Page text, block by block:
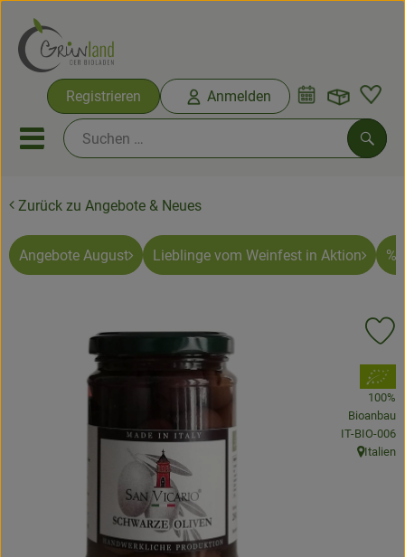
Registrieren Anmelden
Mobiles Menu öffnen oder
Ökokisten
Bio-Kochkisten
Ökokisten
Obst & Gemüse
Angebote & Neues
Vorratskammer
Zurück zu Angebote & Neues
Angebote August Lieblinge vom Weinfest in Aktion %
, Verband:
100%
Bioanbau
,IT-BIO-006
,
Italien